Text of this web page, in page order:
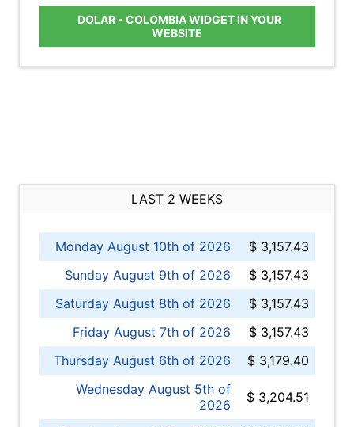
DOLAR - COLOMBIA WIDGET IN YOUR
WEBSITE
LAST 2 WEEKS
Monday August 10th of 2026
$ 3,157.43
Sunday August 9th of 2026
$ 3,157.43
Saturday August 8th of 2026
$ 3,157.43
Friday August 7th of 2026
$ 3,157.43
Thursday August 6th of 2026
$ 3,179.40
Wednesday August 5th of
2026
$ 3,204.51